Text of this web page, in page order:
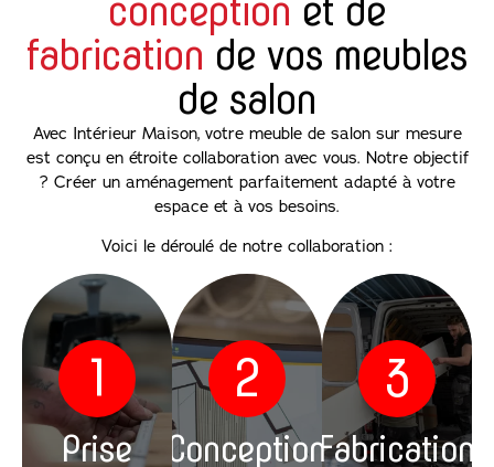
conception et de
fabrication de vos meubles
de salon
Avec Intérieur Maison, votre meuble de salon sur mesure
est conçu en étroite collaboration avec vous. Notre objectif
? Créer un aménagement parfaitement adapté à votre
espace et à vos besoins.
Voici le déroulé de notre collaboration :
1
Prise
2
Conception
3
Fabrication